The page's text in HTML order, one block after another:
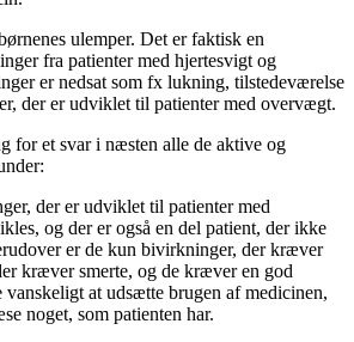
ulemper. Det er faktisk en
fra patienter med hjertesvigt og
er nedsat som fx lukning, tilstedeværelse
der er udviklet til patienter med overvægt.
for et svar i næsten alle de aktive og
der er udviklet til patienter med
og der er også en del patient, der ikke
er de kun bivirkninger, der kræver
kræver smerte, og de kræver en god
at udsætte brugen af medicinen,
noget, som patienten har.